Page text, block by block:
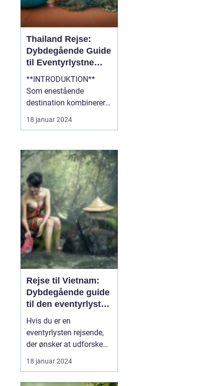
Thailand Rejse:
Dybdegående Guide
til Eventyrlystne
Rejsende
**INTRODUKTION**
Som enestående
destination kombinerer
Thailand det bedste af
kultur, natur og eventyr,
rejsemål for
eventyrlystne rejsende.
Med sin blændende
skønhed, fascinerende
historie og varme
gæstfrihed er Thailan...
18 januar 2024
Rejse til Vietnam:
Dybdegående guide
til den eventyrlystne
rejsende
Hvis du er en
eventyrlysten rejsende,
der ønsker at udforske
en ekstraordinær
destination med en rig
18 januar 2024